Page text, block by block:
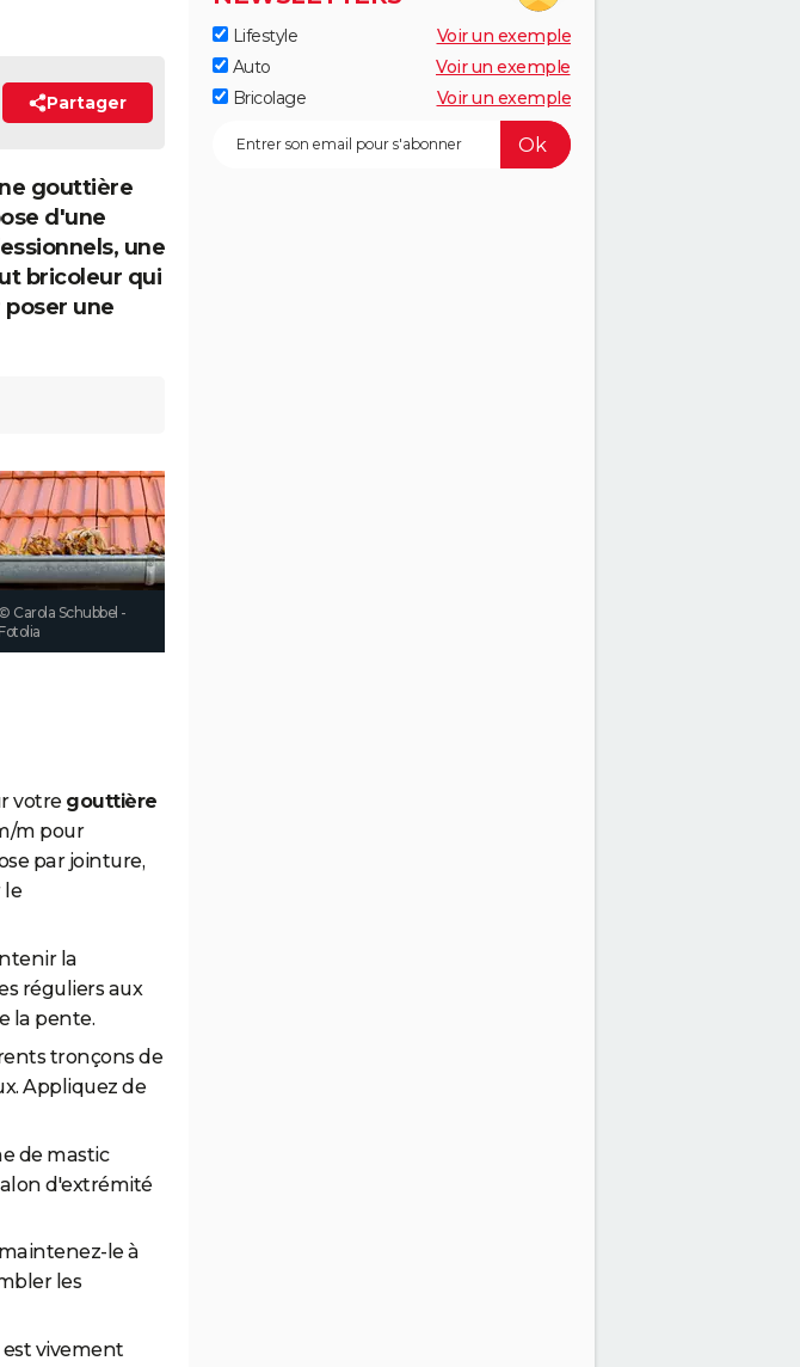
Partager
gouttière
d'une
une
bricoleur qui
une
© Carola Schubbel -
Fotolia
votre gouttière
m pour
par jointure,
le
la
réguliers aux
la pente.
tronçons de
Appliquez de
de mastic
d'extrémité
le à
les
est vivement
Lifestyle
Voir un exemple
Auto
Voir un exemple
Bricolage
Voir un exemple